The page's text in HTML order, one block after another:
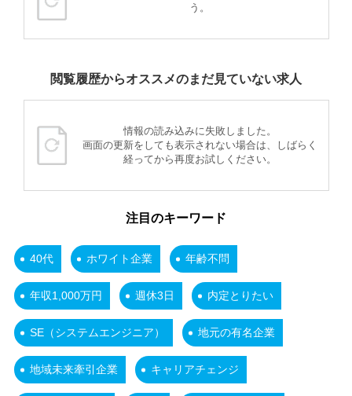
う。
閲覧履歴からオススメのまだ見ていない求人
情報の読み込みに失敗しました。
画面の更新をしても表示されない場合は、しばらく
経ってから再度お試しください。
注目のキーワード
40代 ホワイト企業 年齢不問
年収1,000万円 週休3日 内定とりたい
SE（システムエンジニア） 地元の有名企業
地域未来牽引企業 キャリアチェンジ